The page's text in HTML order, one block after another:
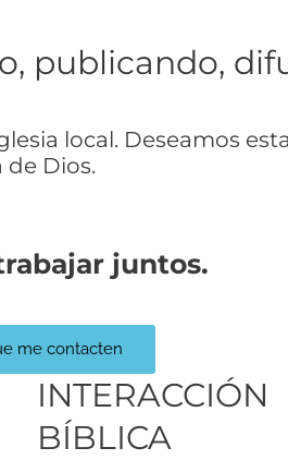
publicando,
local. Deseamos
Dios.
juntos.
me contacten
INTERACCIÓN
BÍBLICA